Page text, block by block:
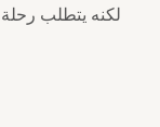
لكنه يتطلب